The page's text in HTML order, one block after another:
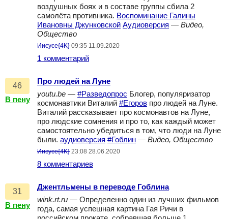
воздушных боях и в составе группы сбила 2
самолёта противника. Воспоминание Галины
Ивановны Джунковской Аудиоверсия — Видео,
Общество
Иисусе{4K} 09:35 11.09.2020
1 комментарий
46
В пену
Про людей на Луне
youtu.be — #Разведопрос Блогер, популяризатор
космонавтики Виталий #Егоров про людей на Луне.
Виталий рассказывает про космонавтов на Луне,
про людские сомнения и про то, как каждый может
самостоятельно убедиться в том, что люди на Луне
были. аудиоверсия #Гоблин — Видео, Общество
Иисусе{4K} 23:08 28.06.2020
8 комментариев
31
В пену
Джентльмены в переводе Гоблина
wink.rt.ru — Определенно один из лучших фильмов
года, самая успешная картина Гая Ричи в